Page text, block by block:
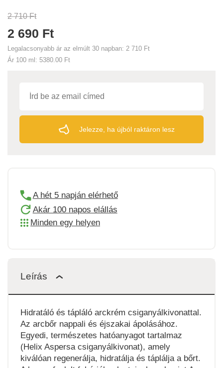
2 710 Ft
2 690 Ft
Legalacsonyabb ár az elmúlt 30 napban: 2 710 Ft
Ár 100 ml: 5380.00 Ft
Jelezze, ha újból raktáron lesz
A hét 5 napján elérhető
Akár 100 napos elállás
Minden egy helyen
Leírás
Hidratáló és tápláló arckrém csiganyálkivonattal.
Az arcbőr nappali és éjszakai ápolásához.
Egyedi, természetes hatóanyagot tartalmaz
(Helix Aspersa csiganyálkivonat), amely
kiválóan regenerálja, hidratálja és táplálja a bőrt.